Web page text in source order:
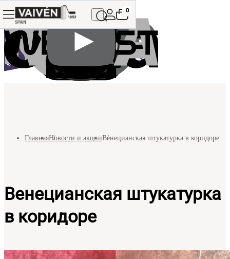
0
ГлавнаяНовости и акцииВенецианская штукатурка в коридоре
Венецианская штукатурка
в коридоре